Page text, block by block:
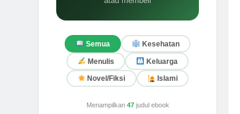
Semua Kesehatan
Menulis Keluarga
Novel/Fiksi Islami
Menampilkan 47judul ebook